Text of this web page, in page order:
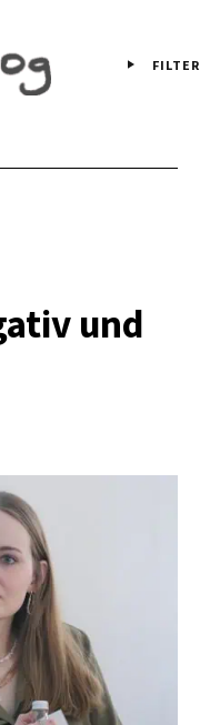
FILTER
und